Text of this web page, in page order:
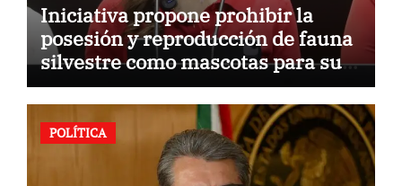
Iniciativa propone prohibir la
posesión y reproducción de fauna
silvestre como mascotas para su
comercialización
POLÍTICA